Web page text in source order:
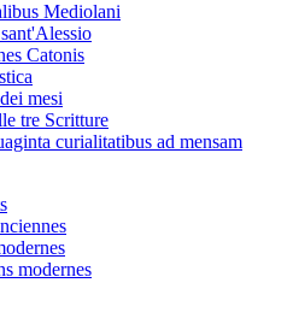
Mediolani
Catonis
mesi
tre Scritture
curialitatibus ad mensam
modernes